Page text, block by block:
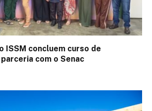
ISSM concluem curso de
com o Senac